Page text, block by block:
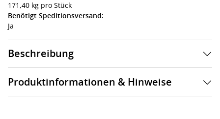
171,40 kg pro Stück
Benötigt Speditionsversand:
Ja
Beschreibung
Produktinformationen & Hinweise